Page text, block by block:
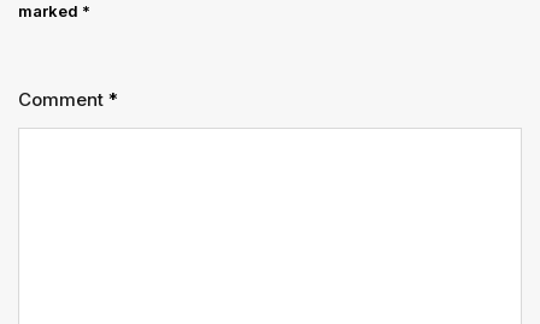
marked *
Comment *